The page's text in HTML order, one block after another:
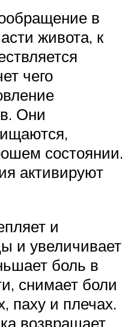
в
живота, к
чего
Они
состоянии.
активируют
и
и увеличивает
боль в
снимает боли
паху и плечах.
возвращает